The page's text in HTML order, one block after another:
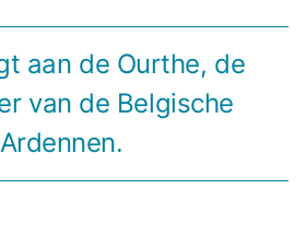
aan de Ourthe, de
van de Belgische
Ardennen.